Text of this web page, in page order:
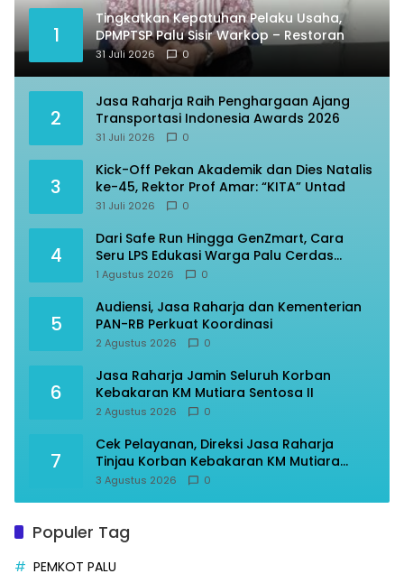
1
Tingkatkan Kepatuhan Pelaku Usaha,
DPMPTSP Palu Sisir Warkop – Restoran
31 Juli 2026 0
2
Jasa Raharja Raih Penghargaan Ajang
Transportasi Indonesia Awards 2026
31 Juli 2026 0
3
Kick-Off Pekan Akademik dan Dies Natalis
ke-45, Rektor Prof Amar: “KITA” Untad
31 Juli 2026 0
4
Dari Safe Run Hingga GenZmart, Cara
Seru LPS Edukasi Warga Palu Cerdas
Finansial
1 Agustus 2026 0
5
Audiensi, Jasa Raharja dan Kementerian
PAN-RB Perkuat Koordinasi
2 Agustus 2026 0
6
Jasa Raharja Jamin Seluruh Korban
Kebakaran KM Mutiara Sentosa II
2 Agustus 2026 0
7
Cek Pelayanan, Direksi Jasa Raharja
Tinjau Korban Kebakaran KM Mutiara
Sentosa II
3 Agustus 2026 0
Populer Tag
PEMKOT PALU